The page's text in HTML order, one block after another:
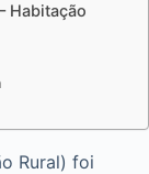
Habitação
Rural) foi